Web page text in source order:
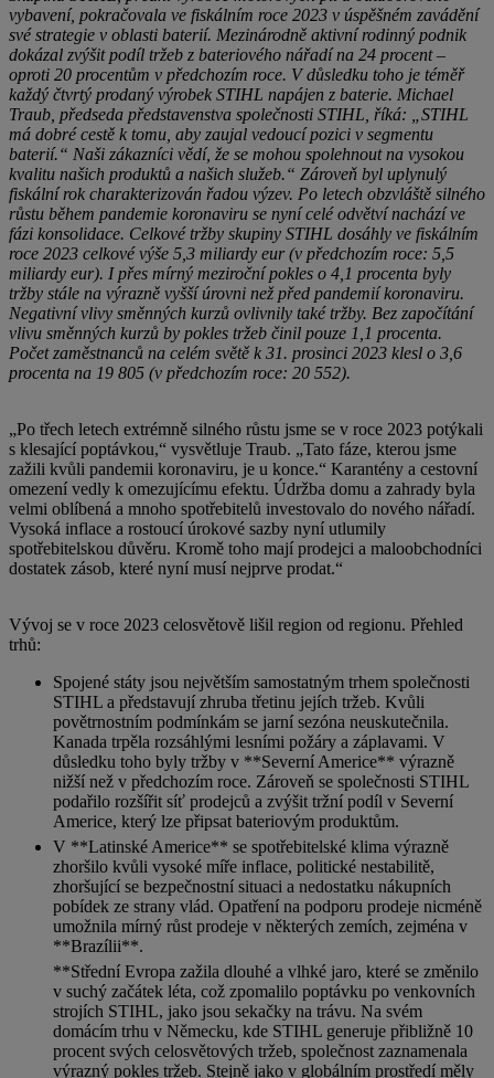
vybavení, pokračovala ve fiskálním roce 2023 v úspěšném zavádění
své strategie v oblasti baterií. Mezinárodně aktivní rodinný podnik
dokázal zvýšit podíl tržeb z bateriového nářadí na 24 procent – ​​
oproti 20 procentům v předchozím roce. V důsledku toho je téměř
každý čtvrtý prodaný výrobek STIHL napájen z baterie. Michael
Traub, předseda představenstva společnosti STIHL, říká: „STIHL
má dobré cestě k tomu, aby zaujal vedoucí pozici v segmentu
baterií.“ Naši zákazníci vědí, že se mohou spolehnout na vysokou
kvalitu našich produktů a našich služeb.“ Zároveň byl uplynulý
fiskální rok charakterizován řadou výzev. Po letech obzvláště silného
růstu během pandemie koronaviru se nyní celé odvětví nachází ve
fázi konsolidace. Celkové tržby skupiny STIHL dosáhly ve fiskálním
roce 2023 celkové výše 5,3 miliardy eur (v předchozím roce: 5,5
miliardy eur). I přes mírný meziroční pokles o 4,1 procenta byly
tržby stále na výrazně vyšší úrovni než před pandemií koronaviru.
Negativní vlivy směnných kurzů ovlivnily také tržby. Bez započítání
vlivu směnných kurzů by pokles tržeb činil pouze 1,1 procenta.
Počet zaměstnanců na celém světě k 31. prosinci 2023 klesl o 3,6
procenta na 19 805 (v předchozím roce: 20 552).
„Po třech letech extrémně silného růstu jsme se v roce 2023 potýkali
s klesající poptávkou,“ vysvětluje Traub. „Tato fáze, kterou jsme
zažili kvůli pandemii koronaviru, je u konce.“ Karantény a cestovní
omezení vedly k omezujícímu efektu. Údržba domu a zahrady byla
velmi oblíbená a mnoho spotřebitelů investovalo do nového nářadí.
Vysoká inflace a rostoucí úrokové sazby nyní utlumily
spotřebitelskou důvěru. Kromě toho mají prodejci a maloobchodníci
dostatek zásob, které nyní musí nejprve prodat.“
Vývoj se v roce 2023 celosvětově lišil region od regionu. Přehled
trhů:
Spojené státy jsou největším samostatným trhem společnosti
STIHL a představují zhruba třetinu jejích tržeb. Kvůli
povětrnostním podmínkám se jarní sezóna neuskutečnila.
Kanada trpěla rozsáhlými lesními požáry a záplavami. V
důsledku toho byly tržby v **Severní Americe** výrazně
nižší než v předchozím roce. Zároveň se společnosti STIHL
podařilo rozšířit síť prodejců a zvýšit tržní podíl v Severní
Americe, který lze připsat bateriovým produktům.
V **Latinské Americe** se spotřebitelské klima výrazně
zhoršilo kvůli vysoké míře inflace, politické nestabilitě,
zhoršující se bezpečnostní situaci a nedostatku nákupních
pobídek ze strany vlád. Opatření na podporu prodeje nicméně
umožnila mírný růst prodeje v některých zemích, zejména v
**Brazílii**.
**Střední Evropa zažila dlouhé a vlhké jaro, které se změnilo
v suchý začátek léta, což zpomalilo poptávku po venkovních
strojích STIHL, jako jsou sekačky na trávu. Na svém
domácím trhu v Německu, kde STIHL generuje přibližně 10
procent svých celosvětových tržeb, společnost zaznamenala
výrazný pokles tržeb. Stejně jako v globálním prostředí měly